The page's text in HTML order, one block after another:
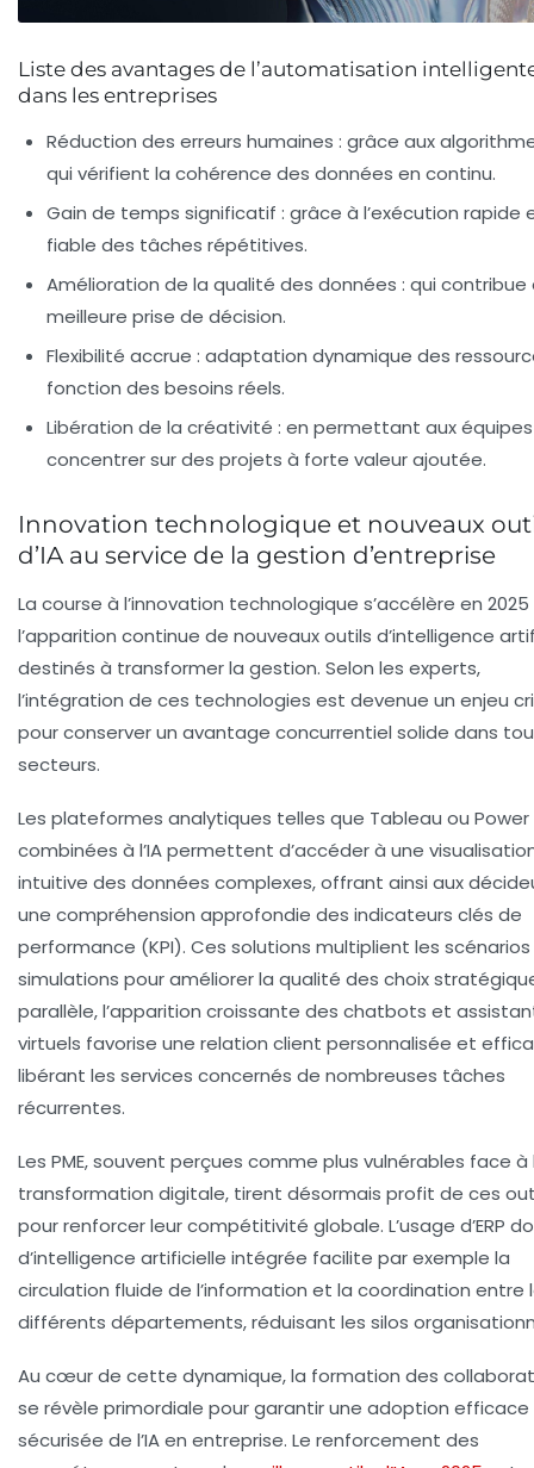
Liste des avantages de l’automatisation
dans les entreprises
Réduction des erreurs humaines : grâce aux
qui vérifient la cohérence des données en continu.
Gain de temps significatif : grâce à l’exécution rapide
fiable des tâches répétitives.
Amélioration de la qualité des données : qui contribue
meilleure prise de décision.
Flexibilité accrue : adaptation dynamique des
fonction des besoins réels.
Libération de la créativité : en permettant aux
concentrer sur des projets à forte valeur ajoutée.
Innovation technologique et nouveaux
d’IA au service de la gestion d’entreprise
La course à l’innovation technologique s’accélère en
l’apparition continue de nouveaux outils d’intelligence
destinés à transformer la gestion. Selon les experts,
l’intégration de ces technologies est devenue un enjeu
pour conserver un avantage concurrentiel solide dans
secteurs.
Les plateformes analytiques telles que Tableau ou Power
combinées à l’IA permettent d’accéder à une
intuitive des données complexes, offrant ainsi aux
une compréhension approfondie des indicateurs clés de
performance (KPI). Ces solutions multiplient les
simulations pour améliorer la qualité des choix
parallèle, l’apparition croissante des chatbots et
virtuels favorise une relation client personnalisée et
libérant les services concernés de nombreuses tâches
récurrentes.
Les PME, souvent perçues comme plus vulnérables face à
transformation digitale, tirent désormais profit de ces
pour renforcer leur compétitivité globale. L’usage d’ERP
d’intelligence artificielle intégrée facilite par exemple la
circulation fluide de l’information et la coordination entre
différents départements, réduisant les silos
Au cœur de cette dynamique, la formation des
se révèle primordiale pour garantir une adoption
sécurisée de l’IA en entreprise. Le renforcement des